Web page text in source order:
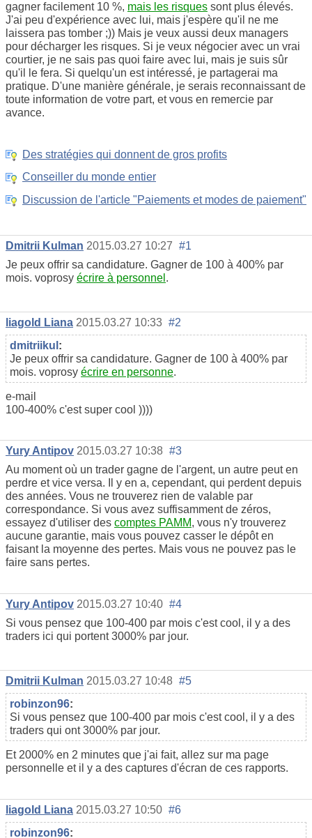
gagner facilement 10 %, mais les risques sont plus élevés.
J'ai peu d'expérience avec lui, mais j'espère qu'il ne me
laissera pas tomber ;)) Mais je veux aussi deux managers
pour décharger les risques. Si je veux négocier avec un vrai
courtier, je ne sais pas quoi faire avec lui, mais je suis sûr
qu'il le fera. Si quelqu'un est intéressé, je partagerai ma
pratique. D'une manière générale, je serais reconnaissant de
toute information de votre part, et vous en remercie par
avance.
Des stratégies qui donnent de gros profits
Conseiller du monde entier
Discussion de l'article "Paiements et modes de paiement"
Dmitrii Kulman 2015.03.27 10:27 #1
Je peux offrir sa candidature. Gagner de 100 à 400% par
mois. voprosy écrire à personnel .
liagold Liana 2015.03.27 10:33 #2
dmitriikul :
Je peux offrir sa candidature. Gagner de 100 à 400% par
mois. voprosy écrire en personne.
e-mail
100-400% c'est super cool ))))
Yury Antipov 2015.03.27 10:38 #3
Au moment où un trader gagne de l'argent, un autre peut en
perdre et vice versa. Il y en a, cependant, qui perdent depuis
des années. Vous ne trouverez rien de valable par
correspondance. Si vous avez suffisamment de zéros,
essayez d'utiliser des comptes PAMM, vous n'y trouverez
aucune garantie, mais vous pouvez casser le dépôt en
faisant la moyenne des pertes. Mais vous ne pouvez pas le
faire sans pertes.
Yury Antipov 2015.03.27 10:40 #4
Si vous pensez que 100-400 par mois c'est cool, il y a des
traders ici qui portent 3000% par jour.
Dmitrii Kulman 2015.03.27 10:48 #5
robinzon96:
Si vous pensez que 100-400 par mois c'est cool, il y a des
traders qui ont 3000% par jour.
Et 2000% en 2 minutes que j'ai fait, allez sur ma page
personnelle et il y a des captures d'écran de ces rapports.
liagold Liana 2015.03.27 10:50 #6
robinzon96: